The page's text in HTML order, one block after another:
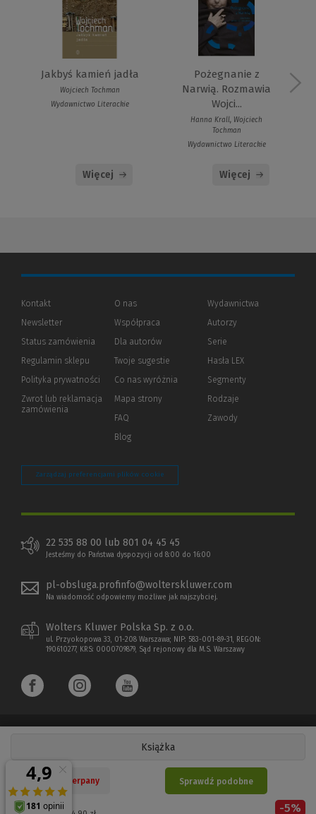
Książka
-5%
Nakład wyczerpany Sprawdź podobne
Jakbyś kamień jadła
Wojciech Tochman
Wydawnictwo Literackie
Więcej
Pożegnanie z
Narwią. Rozmawia
Wojci...
Hanna Krall, Wojciech
Tochman
Wydawnictwo Literackie
Więcej
Kontakt
Newsletter
Status zamówienia
Regulamin sklepu
Polityka prywatności (Nowe
(Link
innej
Zwrot lub reklamacja
zamówienia
O nas
Współpraca
Dla autorów(Nowe
(Link
innej
Twoje sugestie
Co nas wyróżnia
Mapa strony
FAQ
Blog
Wydawnictwa
Autorzy
Serie
Hasła LEX
Segmenty
Rodzaje
Zawody
Zarządzaj preferencjami plików cookie
22 535 88 00 lub 801 04 45 45
Jesteśmy do Państwa dyspozycji od 8:00 do 16:00
pl-obsluga.profinfo@wolterskluwer.com
Na wiadomość odpowiemy możliwe jak najszybciej.
Wolters Kluwer Polska Sp. z o.o.
ul. Przyokopowa 33, 01-208 Warszawa; NIP: 583-001-89-31, REGON:
190610277, KRS: 0000709879, Sąd rejonowy dla M.S. Warszawy
Copyright 1997 - 2026 Wolters Kluwer Polska Sp. z o.o.
Płatności elektroniczne
(Nowe
(Link